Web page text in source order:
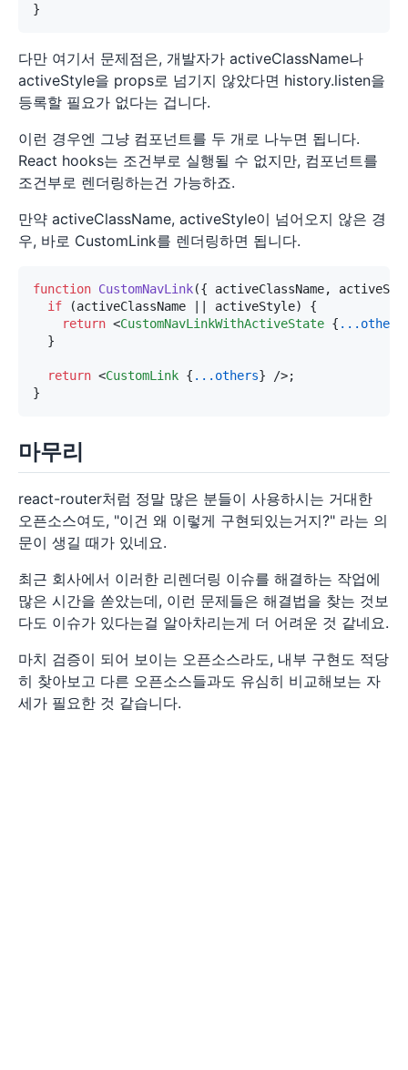
다만 여기서 문제점은, 개발자가 activeClassName나
activeStyle을 props로 넘기지 않았다면 history.listen을
등록할 필요가 없다는 겁니다.
이런 경우엔 그냥 컴포넌트를 두 개로 나누면 됩니다.
React hooks는 조건부로 실행될 수 없지만, 컴포넌트를
조건부로 렌더링하는건 가능하죠.
만약 activeClassName, activeStyle이 넘어오지 않은 경
우, 바로 CustomLink를 렌더링하면 됩니다.
function CustomNavLink({ activeClassName,
if (activeClassName || activeStyle) {
return <CustomNavLinkWithActiveState { ...others
  }
return <CustomLink { ...others} />;
마무리
react-router처럼 정말 많은 분들이 사용하시는 거대한
오픈소스여도, "이건 왜 이렇게 구현되있는거지?" 라는 의
문이 생길 때가 있네요.
최근 회사에서 이러한 리렌더링 이슈를 해결하는 작업에
많은 시간을 쏟았는데, 이런 문제들은 해결법을 찾는 것보
다도 이슈가 있다는걸 알아차리는게 더 어려운 것 같네요.
마치 검증이 되어 보이는 오픈소스라도, 내부 구현도 적당
히 찾아보고 다른 오픈소스들과도 유심히 비교해보는 자
세가 필요한 것 같습니다.